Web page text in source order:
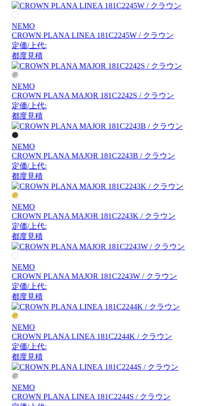
NEMO
CROWN PLANA LINEA 181C2245W / クラウン
定価/上代:
都度見積
NEMO
CROWN PLANA MAJOR 181C2242S / クラウン
定価/上代:
都度見積
NEMO
CROWN PLANA MAJOR 181C2243B / クラウン
定価/上代:
都度見積
NEMO
CROWN PLANA MAJOR 181C2243K / クラウン
定価/上代:
都度見積
NEMO
CROWN PLANA MAJOR 181C2243W / クラウン
定価/上代:
都度見積
NEMO
CROWN PLANA LINEA 181C2244K / クラウン
定価/上代:
都度見積
NEMO
CROWN PLANA LINEA 181C2244S / クラウン